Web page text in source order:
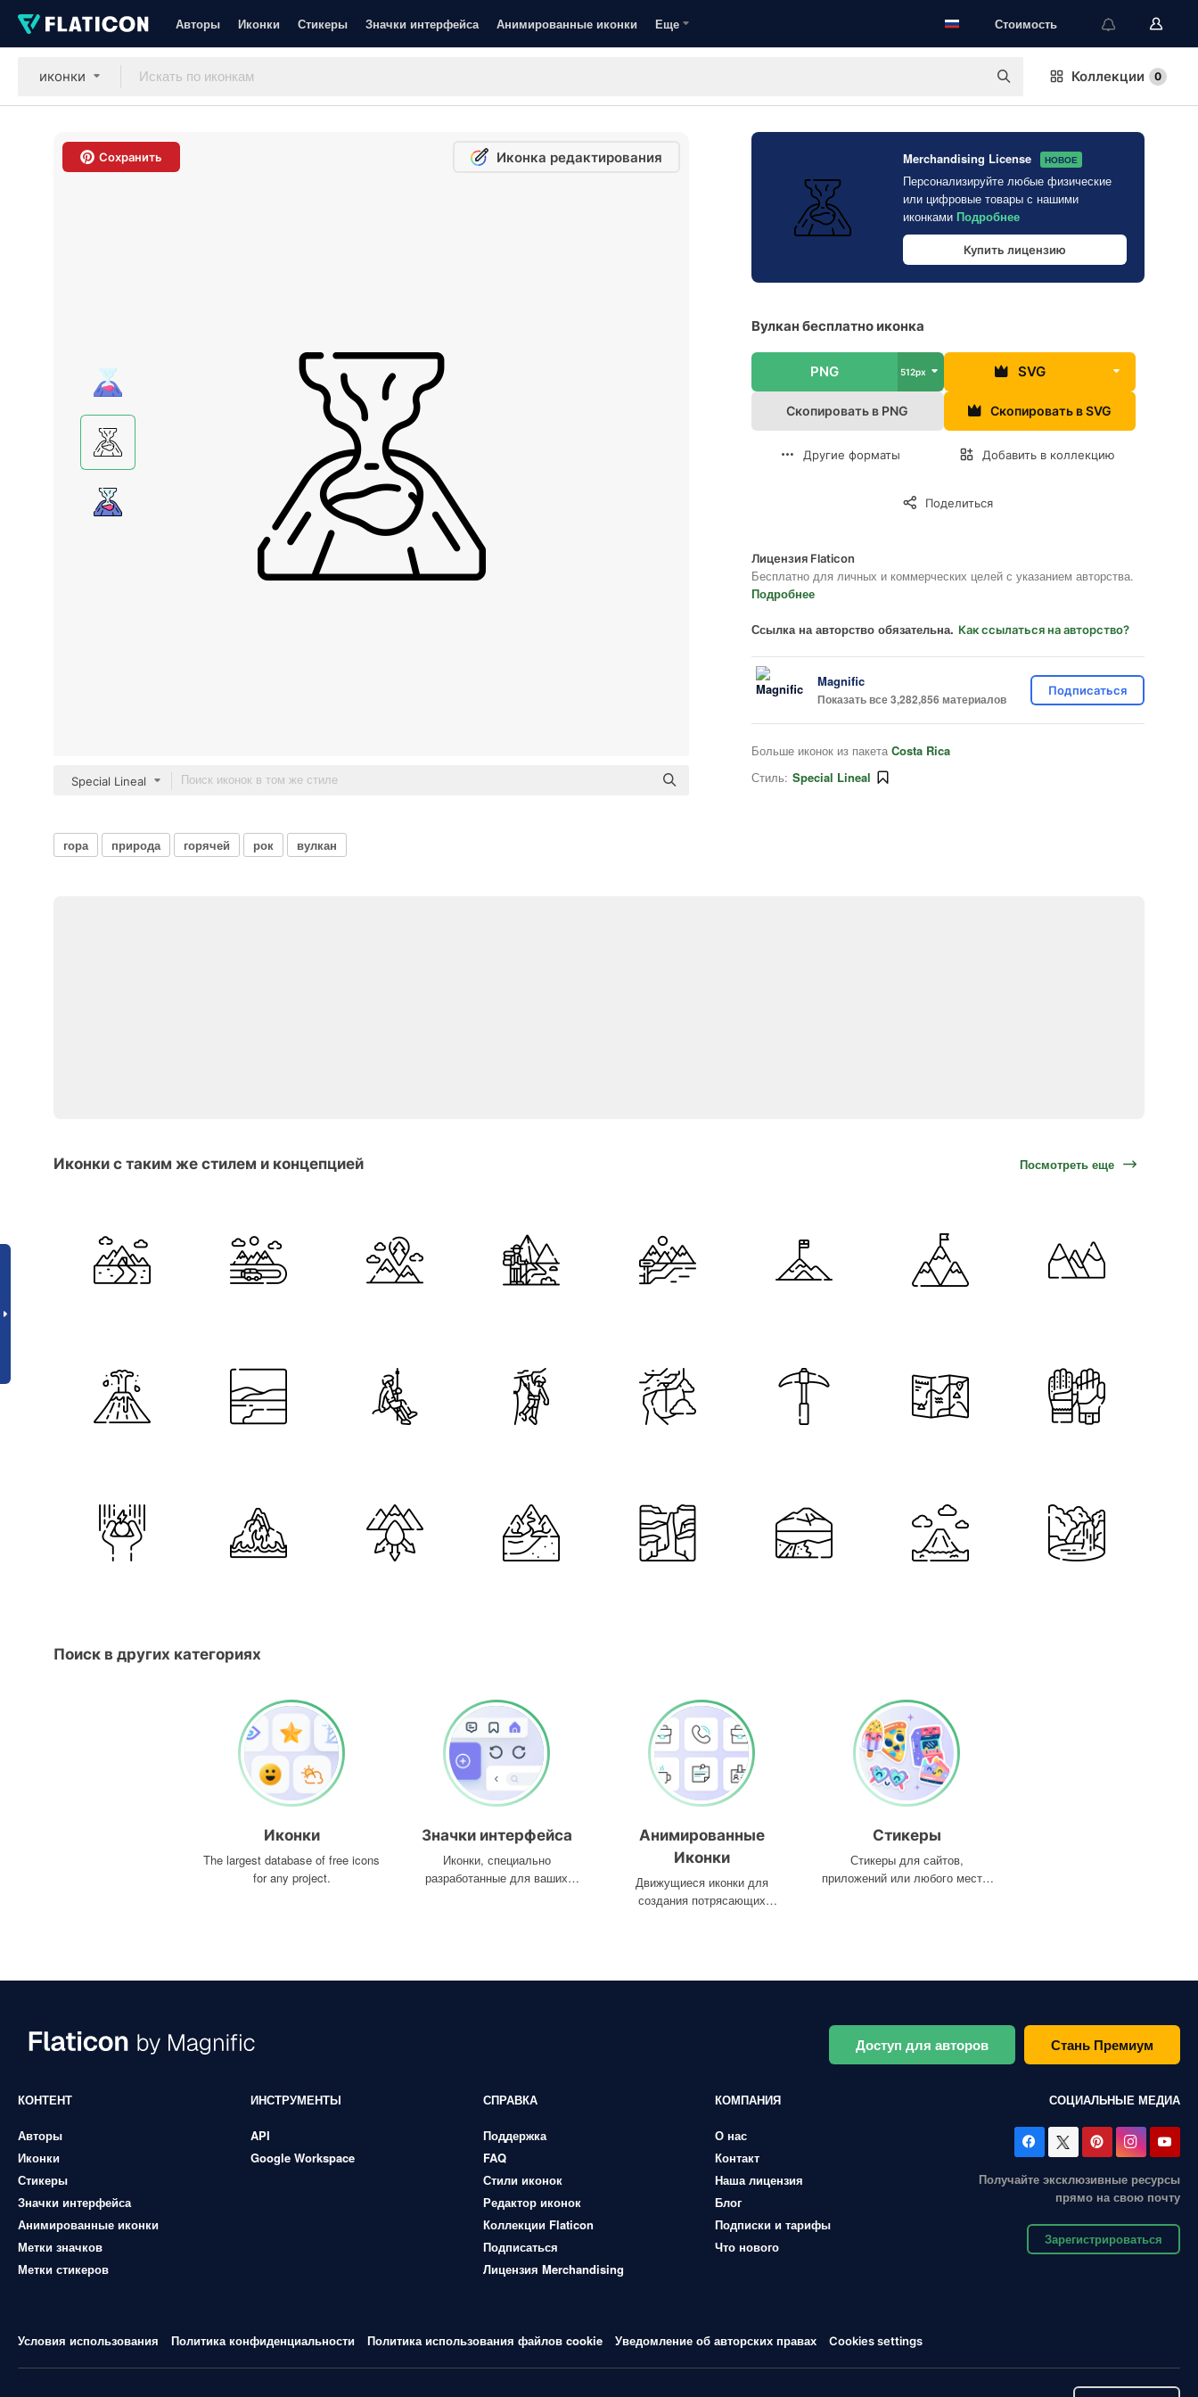
Авторы Иконки Стикеры Значки интерфейса Анимированные иконки Еще Стоимость
иконки Коллекции 0
Сохранить Иконка редактирования
Special Lineal
Merchandising License НОВОЕ
Персонализируйте любые физические
или цифровые товары с нашими
иконками Подробнее
Купить лицензию
Вулкан бесплатно иконка
PNG 512px SVG
Скопировать в PNG Скопировать в SVG
Другие форматы Добавить в коллекцию
Поделиться
Лицензия Flaticon
Бесплатно для личных и коммерческих целей с указанием авторства.
Подробнее
Ссылка на авторство обязательна. Как ссылаться на авторство?
Magnific
Показать все 3,282,856 материалов
Подписаться
Больше иконок из пакета Costa Rica
Стиль: Special Lineal
гора природа горячей рок вулкан
Иконки с таким же стилем и концепцией Посмотреть еще
Поиск в других категориях
Иконки
The largest database of free icons
for any project.
Значки интерфейса
Иконки, специально
разработанные для ваших
Анимированные
Иконки
Движущиеся иконки для
создания потрясающих
Стикеры
Стикеры для сайтов,
приложений или любого места,
Доступ для авторов Стань Премиум
КОНТЕНТ
Авторы
Иконки
Стикеры
Значки интерфейса
Анимированные иконки
Метки значков
Метки стикеров
ИНСТРУМЕНТЫ
API
Google Workspace
СПРАВКА
Поддержка
FAQ
Стили иконок
Редактор иконок
Коллекции Flaticon
Подписаться
Лицензия Merchandising
КОМПАНИЯ
О нас
Контакт
Наша лицензия
Блог
Подписки и тарифы
Что нового
СОЦИАЛЬНЫЕ МЕДИА
Получайте эксклюзивные ресурсы
прямо на свою почту
Зарегистрироваться
Условия использования Политика конфиденциальности Политика использования файлов cookie Уведомление об авторских правах Cookies settings